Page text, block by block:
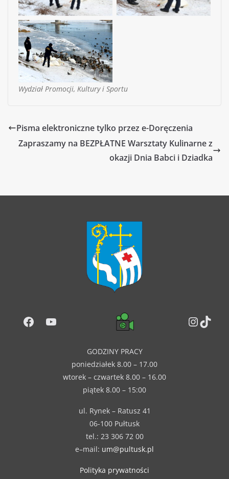
Wydział Promocji, Kultury i Sportu
Pisma elektroniczne tylko przez e-Doręczenia
Zapraszamy na BEZPŁATNE Warsztaty Kulinarne z
okazji Dnia Babci i Dziadka
Facebook
YouTube
GODZINY PRACY
poniedziałek 8.00 – 17.00
wtorek – czwartek 8.00 – 16.00
piątek 8.00 – 15:00
ul. Rynek – Ratusz 41
06-100 Pułtusk
tel.: 23 306 72 00
e–mail: um@pultusk.pl
Polityka prywatności